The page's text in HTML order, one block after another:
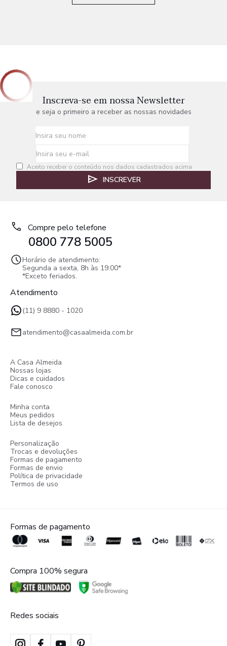
Inscreva-se em nossa Newsletter
e seja o primeiro a receber as nossas novidades
Aceito receber o conteúdo nos dados cadastrados acima
INSCREVER
Compre pelo telefone
0800 778 5005
Horário de atendimento:
Segunda a sexta, 8h às 19:00*
*Exceto feriados.
Atendimento
(11) 9 8880 - 1020
atendimento@casaalmeida.com.br
A Casa Almeida
Nossas lojas
Dicas e cuidados
Fale conosco
Minha conta
Meus pedidos
Lista de desejos
Personalização
Trocas e devoluções
Formas de pagamento
Formas de envio
Política de privacidade
Termos de uso
Formas de pagamento
Compra 100% segura
Redes sociais